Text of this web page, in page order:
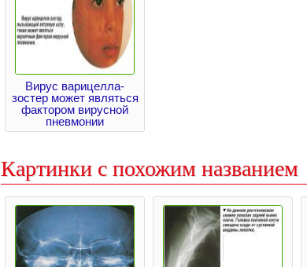
Вирус варицелла-
зостер может являться
фактором вирусной
пневмонии
Картинки с похожим названием